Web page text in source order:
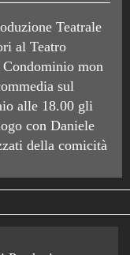
Teatrale
al Teatro
mon
sul
alle 18.00 gli
con Daniele
della comicità